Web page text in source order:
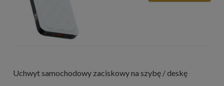
Uchwyt samochodowy zaciskowy na szybę / deskę